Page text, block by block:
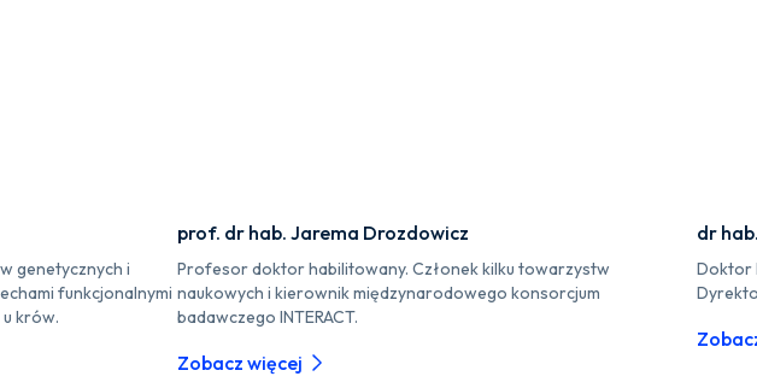
genetycznych i
funkcjonalnymi
krów.
prof. dr hab. Jarema Drozdowicz
Profesor doktor habilitowany. Członek kilku towarzystw
naukowych i kierownik międzynarodowego konsorcjum
badawczego INTERACT.
Zobacz więcej
dr
Doktor